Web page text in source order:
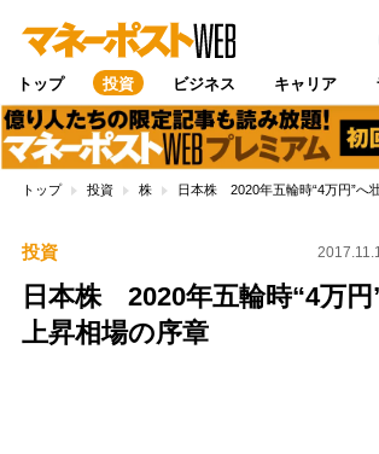
トップ 投資 ビジネス キャリア
トップ 投資 株 日本株 2020年五輪時“4万円”へ
投資
日本株 2020年五輪時“4万円
上昇相場の序章